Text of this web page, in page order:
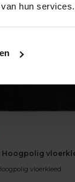
hun services.
Hoogpolig
vloerkleed